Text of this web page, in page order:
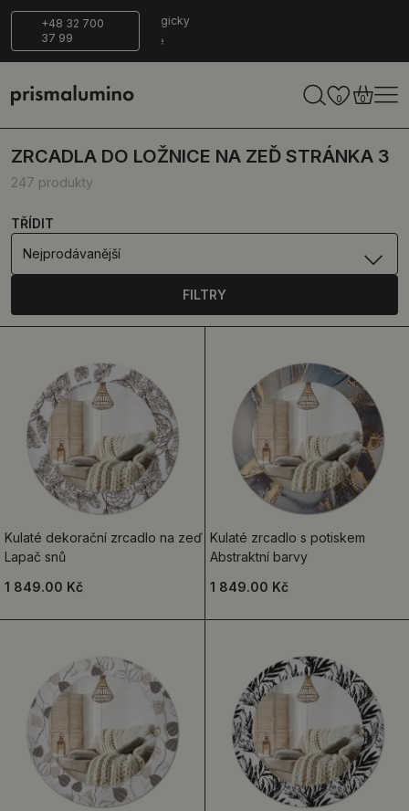
+48 32 700
37 99
Bezpečné
dodání
Ekologicky
0 0
ZRCADLA DO LOŽNICE NA ZEĎ STRÁNKA 3
247 produkty
TŘÍDIT
Nejprodávanější
FILTRY
Kulaté dekorační zrcadlo na zeď
Lapač snů
1 849.00 Kč
Kulaté zrcadlo s potiskem
Abstraktní barvy
1 849.00 Kč